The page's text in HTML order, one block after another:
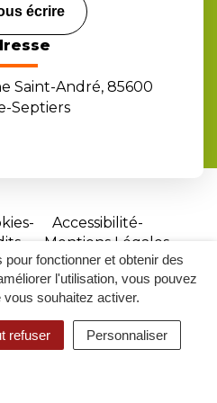
fonctionner et obtenir des
l'utilisation, vous pouvez
souhaitez activer.
refuser Personnaliser
ACCESSIBILITÉ
écrire
Saint-André, 85600
Septiers
Accessibilité
Mentions Légales